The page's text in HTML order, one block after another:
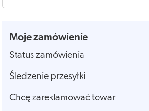
Moje zamówienie
Status zamówienia
Śledzenie przesyłki
Chcę zareklamować towar